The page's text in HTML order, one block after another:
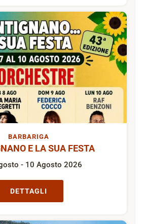
BARBARIGA
E LA SUA FESTA
- 10 Agosto 2026
DETTAGLI